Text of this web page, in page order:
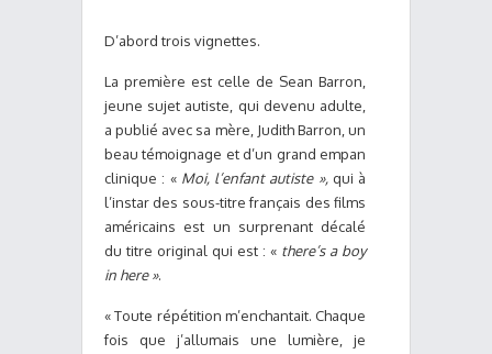
D’abord trois vignettes.
La première est celle de Sean Barron,
jeune sujet autiste, qui devenu adulte,
a publié avec sa mère, Judith Barron, un
beau témoignage et d’un grand empan
clinique : « Moi, l’enfant autiste »,qui à
l’instar des sous-titre français des films
américains est un surprenant décalé
du titre original qui est : « there’s a boy
in here ».
« Toute répétition m’enchantait. Chaque
fois que j’allumais une lumière, je